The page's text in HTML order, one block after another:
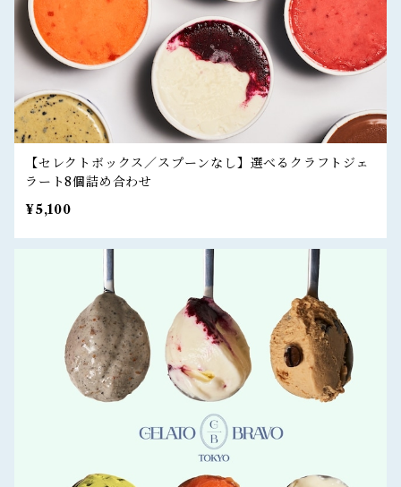
【セレクトボックス／スプーンなし】選べるクラフトジェ
ラート8個詰め合わせ
¥5,100